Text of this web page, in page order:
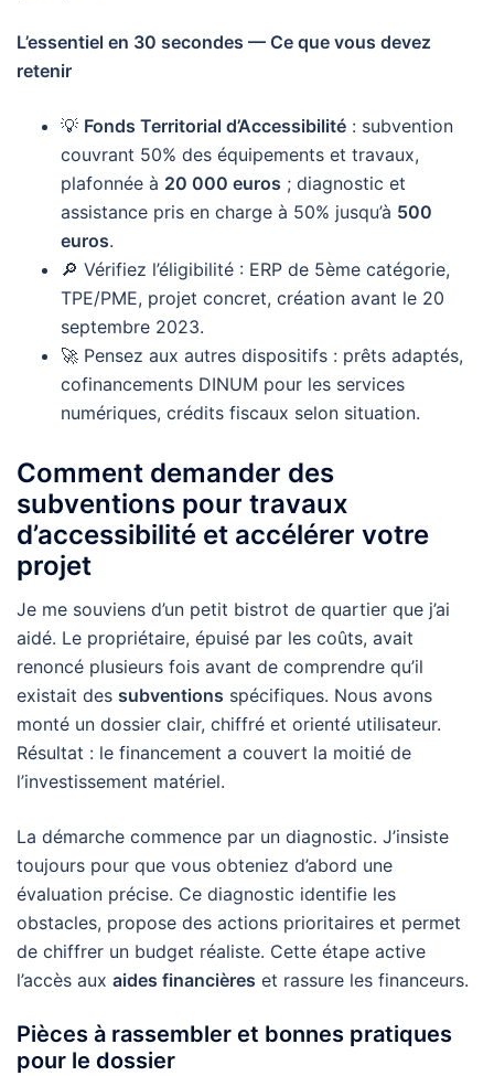
L’essentiel en 30 secondes — Ce que vous devez
retenir
💡 Fonds Territorial d’Accessibilité : subvention
couvrant 50% des équipements et travaux,
plafonnée à 20 000 euros ; diagnostic et
assistance pris en charge à 50% jusqu’à 500
euros.
🔎 Vérifiez l’éligibilité : ERP de 5ème catégorie,
TPE/PME, projet concret, création avant le 20
septembre 2023.
🚀 Pensez aux autres dispositifs : prêts adaptés,
cofinancements DINUM pour les services
numériques, crédits fiscaux selon situation.
Comment demander des
subventions pour travaux
d’accessibilité et accélérer votre
projet
Je me souviens d’un petit bistrot de quartier que j’ai
aidé. Le propriétaire, épuisé par les coûts, avait
renoncé plusieurs fois avant de comprendre qu’il
existait des subventions spécifiques. Nous avons
monté un dossier clair, chiffré et orienté utilisateur.
Résultat : le financement a couvert la moitié de
l’investissement matériel.
La démarche commence par un diagnostic. J’insiste
toujours pour que vous obteniez d’abord une
évaluation précise. Ce diagnostic identifie les
obstacles, propose des actions prioritaires et permet
de chiffrer un budget réaliste. Cette étape active
l’accès aux aides financières et rassure les financeurs.
Pièces à rassembler et bonnes pratiques
pour le dossier